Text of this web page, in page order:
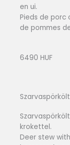
en ui.
Pieds de porc
de pommes
6490 HUF
Szarvaspörkölt
krokettel.
Deer stew